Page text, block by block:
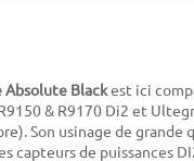
Absolute Blackest ici
& R9170 Di2 et
Son usinage de grande
capteurs de puissances